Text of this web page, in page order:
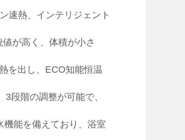
速熱、インテリジェント
が高く、体積が小さ
を出し、ECO知能恒温
段階の調整が可能で、
能を備えており、浴室